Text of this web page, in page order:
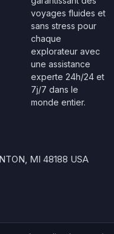
voyages fluides et
sans stress pour
chaque
explorateur avec
une assistance
experte 24h/24 et
7j/7 dans le
monde entier.
MI 48188 USA